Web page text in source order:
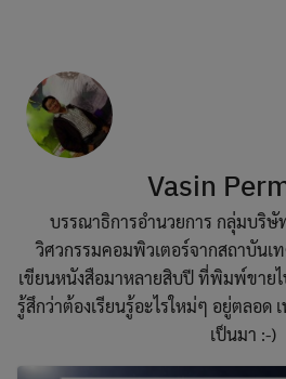
content
Vasin
บรรณาธิการอำนวยการ กลุ่มบริษั
วิศวกรรมคอมพิวเตอร์จากสถาบันเท
เขียนหนังสือมาหลายสิบปี ที่พิมพ์ขายไ
รู้สึกว่าต้องเรียนรู้อะไรใหม่ๆ อยู่ตลอด
เป็นมา :-)